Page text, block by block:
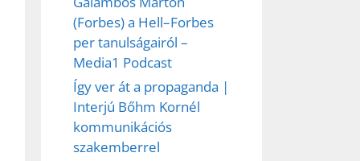
(Forbes) a Hell–Forbes
per tanulságairól –
Media1 Podcast
Így ver át a propaganda |
Interjú Bőhm Kornél
kommunikációs
szakemberrel